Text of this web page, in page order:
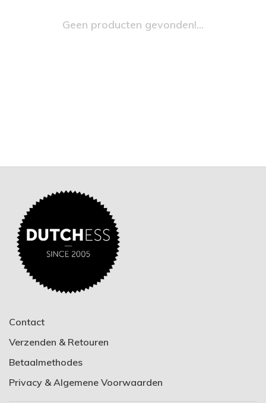
Geen producten gevonden!...
Contact
Verzenden & Retouren
Betaalmethodes
Privacy & Algemene Voorwaarden